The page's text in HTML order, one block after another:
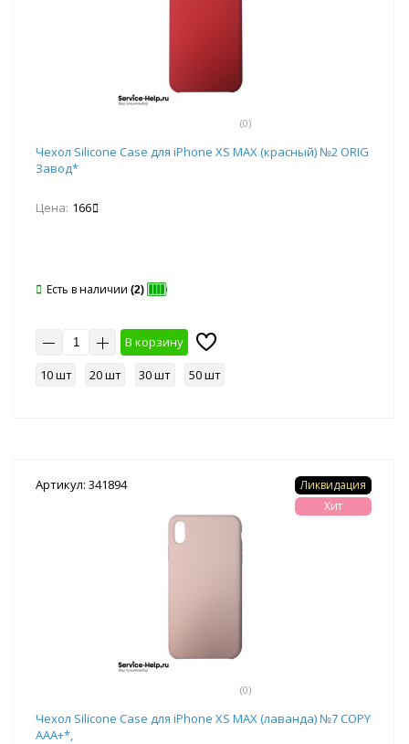
(0)
Чехол Silicone Case для iPhone XS MAX (красный) №2 ORIG
Завод*
Цена: 166
Есть в наличии (2)
В корзину
10 шт
20 шт 30 шт 50 шт
Артикул: 341894
(0)
Ликвидация
Хит
Чехол Silicone Case для iPhone XS MAX (лаванда) №7 COPY
AAA+*,